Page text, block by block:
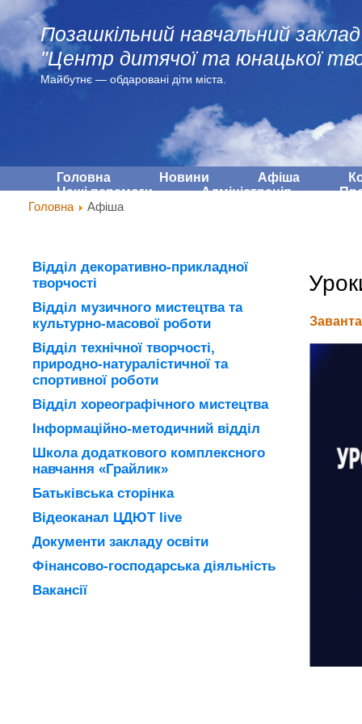
Позашкільний навчальний заклад
"Центр дитячої та юнацької
Майбутнє — обдарованi діти міста.
Головна Новини Афіша
Наші перемоги
Адмiнiстрацiя
Головна
Афіша
Відділ декоративно-прикладної
творчості
Відділ музичного мистецтва та
культурно-масової роботи
Відділ технічної творчості,
природно-натуралістичної та
спортивної роботи
Відділ хореографічного мистецтва
Інформаційно-методичний відділ
Школа додаткового комплексного
навчання «Грайлик»
Батьківська сторінка
Відеоканал ЦДЮТ live
Документи закладу освіти
Фінансово-господарська діяльність
Вакансії